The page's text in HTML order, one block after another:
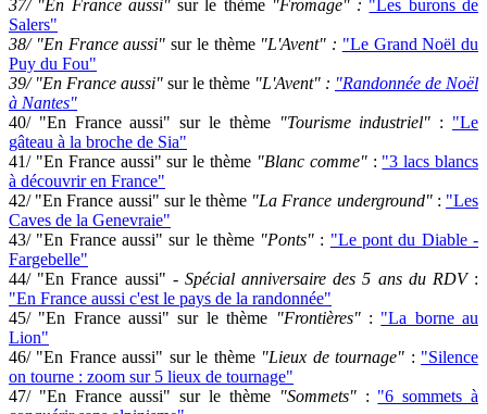
37/ "En France aussi"sur le thème"Fromage" : "Les burons de
Salers"
38/ "En France aussi" sur le thème"L'Avent" : "Le Grand Noël du
Puy du Fou"
39/ "En France aussi" sur le thème "L'Avent" : "Randonnée de Noël
à Nantes"
40/ "En France aussi" sur le thème "Tourisme industriel" : "Le
gâteau à la broche de Sia"
41/ "En France aussi" sur le thème "Blanc comme": "3 lacs blancs
à découvrir en France"
42/ "En France aussi" sur le thème "La France underground": "Les
Caves de la Genevraie"
43/ "En France aussi" sur le thème "Ponts" : "Le pont du Diable -
Fargebelle"
44/ "En France aussi" - Spécial anniversaire des 5 ans du RDV:
"En France aussi c'est le pays de la randonnée"
45/ "En France aussi" sur le thème "Frontières": "La borne au
Lion"
46/ "En France aussi" sur le thème "Lieux de tournage" : "Silence
on tourne : zoom sur 5 lieux de tournage"
47/ "En France aussi" sur le thème "Sommets": "6 sommets à